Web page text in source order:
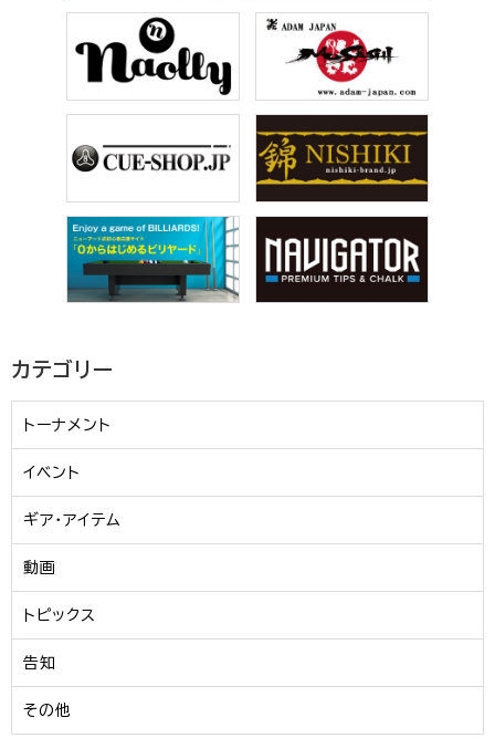
カテゴリー
トーナメント
イベント
ギア・アイテム
動画
トピックス
告知
その他